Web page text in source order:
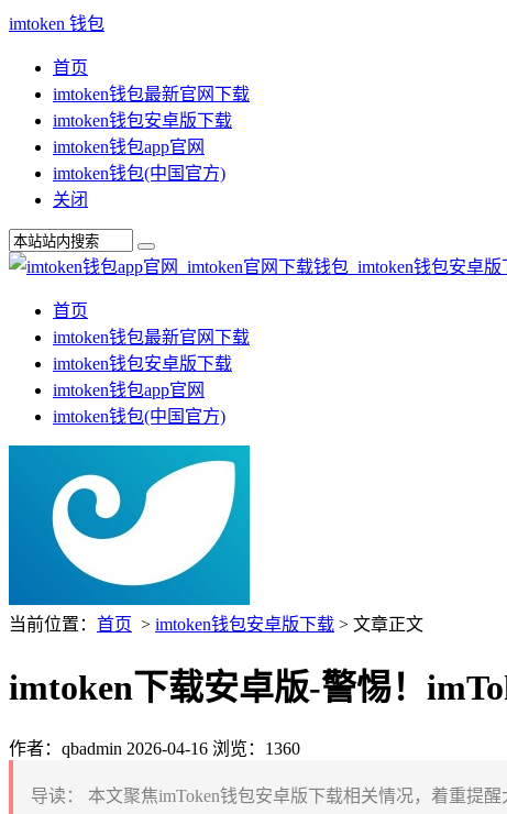
imtoken 钱包
首页
imtoken钱包最新官网下载
imtoken钱包安卓版下载
imtoken钱包app官网
imtoken钱包(中国官方)
关闭
首页
imtoken钱包最新官网下载
imtoken钱包安卓版下载
imtoken钱包app官网
imtoken钱包(中国官方)
当前位置： 首页 > imtoken钱包安卓版下载 > 文章正文
imtoken下载安卓版-警惕！
作者：qbadmin 2026-04-16 浏览：1360
导读：
本文聚焦imToken钱包安卓版下载相关情况，着重提